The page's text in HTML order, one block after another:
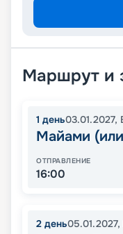
Маршрут и
1 день03.01.2027,
Майами
ОТПРАВЛЕНИЕ
16:00
2 день05.01.2027,